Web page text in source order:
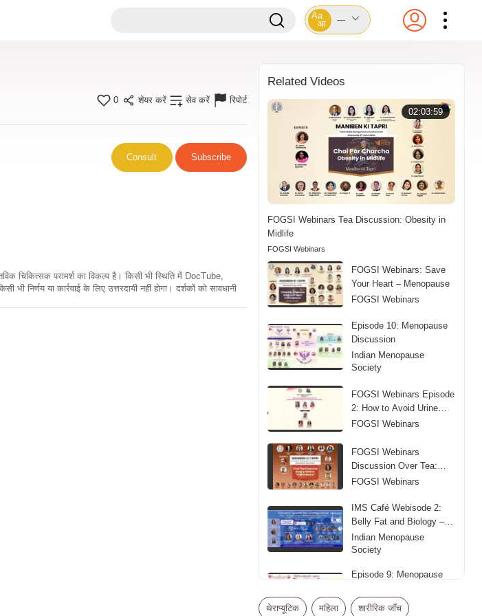
Aa
आ
---
0 शेयर करें सेव करें रिपोर्ट
Consult Subscribe
चिकित्सक परामर्श का विकल्प है। किसी भी स्थिति में DocTube,
निर्णय या कार्रवाई के लिए उत्तरदायी नहीं होगा। दर्शकों को सावधानी
Related Videos
02:03:59
FOGSI Webinars Tea Discussion: Obesity in
Midlife
FOGSI Webinars
FOGSI Webinars: Save
Your Heart – Menopause
FOGSI Webinars
Episode 10: Menopause
Discussion
Indian Menopause
Society
FOGSI Webinars Episode
2: How to Avoid Urine
Leakage
FOGSI Webinars
FOGSI Webinars
Discussion Over Tea:
Sleep Problems in
FOGSI Webinars
IMS Café Webisode 2:
Belly Fat and Biology –
Obesity in Midlife
Indian Menopause
Society
Episode 9: Menopause
Indian Menopause
थेराप्यूटिक महिला शारीरिक जाँच